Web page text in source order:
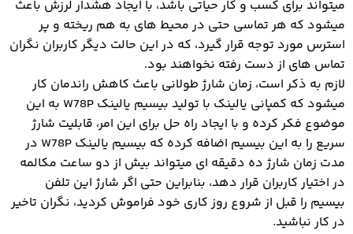
میتواند برای کسب و کار حیاتی باشد، با ایجاد هشدار لرزش باعث
میشود که هر تماسی حتی در محیط های به هم ریخته و پر
استرس مورد توجه قرار گیرد، که در این حالت دیگر کاربران نگران
تماس های از دست رفته نخواهند بود.
لازم به ذکر است، زمان شارژ طولانی باعث کاهش راندمان کار
میشود که کمپانی یالینک با تولید بیسیم یالینک W78P به این
موضوع فکر کرده و با ایجاد راه حل برای این امر، قابلیت شارژ
سریع را به این بیسیم اضافه کرده که بیسیم یالینک W78P در
مدت زمان شارژ ده دقیقه ای میتواند بیش از دو ساعت مکالمه
در اختیار کاربران قرار دهد، بنابراین حتی اگر شارژ این تلفن
بیسیم را قبل از شروع روز کاری خود فراموش کردید، نگران تاخیر
در کار نباشید.